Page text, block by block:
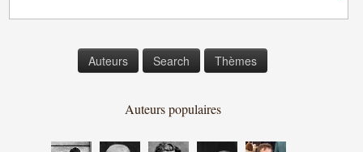
Auteurs Search Thèmes
Auteurs populaires